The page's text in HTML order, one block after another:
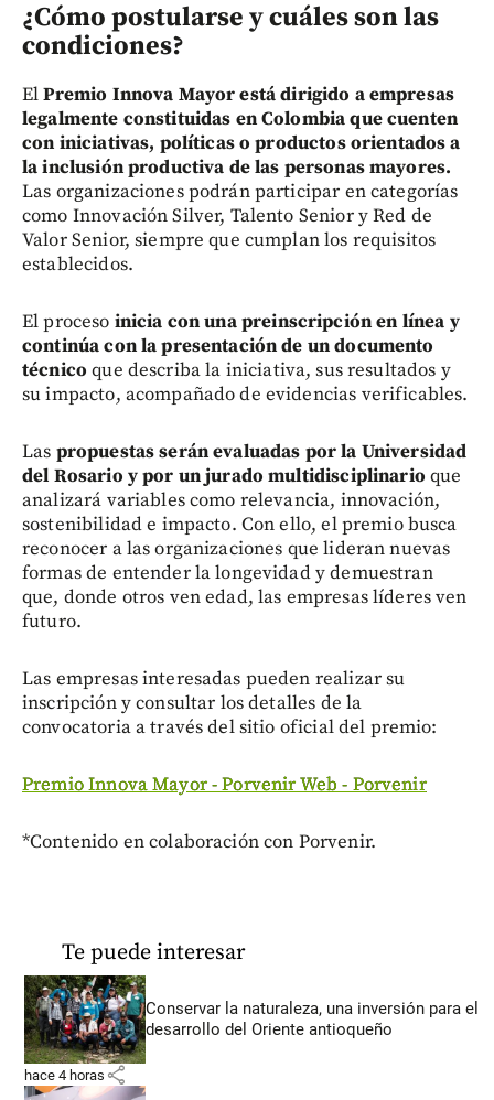
¿Cómo postularse y cuáles son las
condiciones?
ElPremio Innova Mayor está dirigido a empresas
legalmente constituidas en Colombia que cuenten
con iniciativas, políticas o productos orientados a
la inclusión productiva de las personas mayores.
Las organizaciones podrán participar en categorías
como Innovación Silver, Talento Senior y Red de
Valor Senior, siempre que cumplan los requisitos
establecidos.
El proceso inicia con una preinscripción en línea y
continúa con la presentación de un documento
técnicoque describa la iniciativa, sus resultados y
su impacto, acompañado de evidencias verificables.
Las propuestas serán evaluadas por la Universidad
del Rosario y por un jurado multidisciplinario que
analizará variables como relevancia, innovación,
sostenibilidad e impacto. Con ello, el premio busca
reconocer a las organizaciones que lideran nuevas
formas de entender la longevidad y demuestran
que, donde otros ven edad, las empresas líderes ven
futuro.
Las empresas interesadas pueden realizar su
inscripción y consultar los detalles de la
convocatoria a través del sitio oficial del premio:
Premio Innova Mayor - Porvenir Web - Porvenir
*Contenido en colaboración con Porvenir.
Te puede interesar
Conservar la naturaleza, una inversión para el
desarrollo del Oriente antioqueño
hace 4 horas share